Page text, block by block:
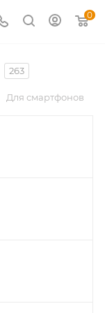
0
263
Для смартфонов